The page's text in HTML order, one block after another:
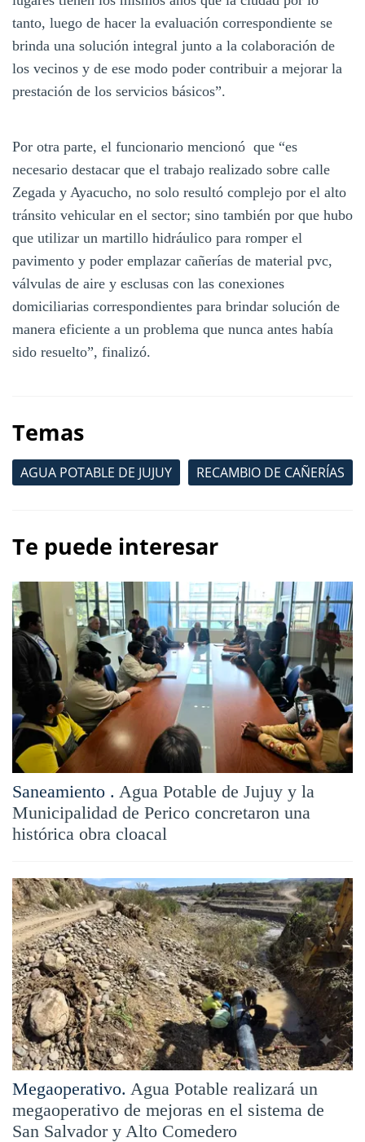
tanto, luego de hacer la evaluación correspondiente se
brinda una solución integral junto a la colaboración de
los vecinos y de ese modo poder contribuir a mejorar la
prestación de los servicios básicos”.
Por otra parte, el funcionario mencionó que “es
necesario destacar que el trabajo realizado sobre calle
Zegada y Ayacucho, no solo resultó complejo por el alto
tránsito vehicular en el sector; sino también por que hubo
que utilizar un martillo hidráulico para romper el
pavimento y poder emplazar cañerías de material pvc,
válvulas de aire y esclusas con las conexiones
domiciliarias correspondientes para brindar solución de
manera eficiente a un problema que nunca antes había
sido resuelto”, finalizó.
Temas
AGUA POTABLE DE JUJUY RECAMBIO DE CAÑERÍAS
Te puede interesar
Saneamiento . Agua Potable de Jujuy y la
Municipalidad de Perico concretaron una
histórica obra cloacal
Megaoperativo. Agua Potable realizará un
megaoperativo de mejoras en el sistema de
San Salvador y Alto Comedero